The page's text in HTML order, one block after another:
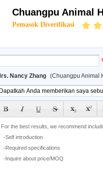
Chuangpu Animal
Pemasok Diverifikasi
Nancy Zhang (Chuangpu Animal